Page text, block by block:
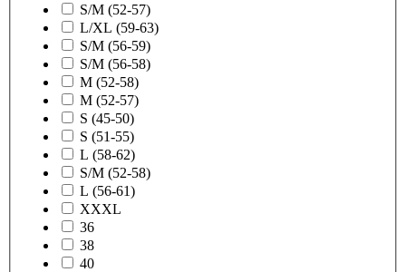
S/M (52-57)
L/XL (59-63)
S/M (56-59)
S/M (56-58)
M (52-58)
M (52-57)
S (45-50)
S (51-55)
L (58-62)
S/M (52-58)
L (56-61)
XXXL
36
38
40